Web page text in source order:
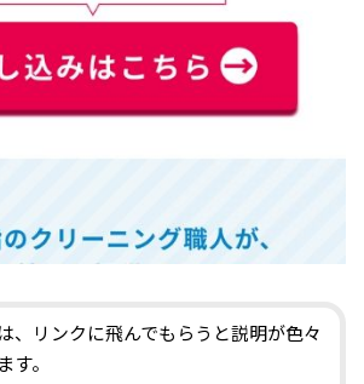
、リンクに飛んでもらうと説明が色々
す。